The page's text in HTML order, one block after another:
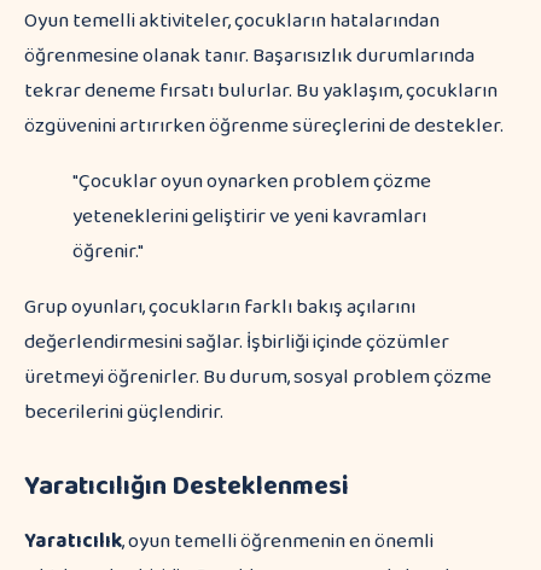
Oyun temelli aktiviteler, çocukların hatalarından
öğrenmesine olanak tanır. Başarısızlık durumlarında
tekrar deneme fırsatı bulurlar. Bu yaklaşım, çocukların
özgüvenini artırırken öğrenme süreçlerini de destekler.
"Çocuklar oyun oynarken problem çözme
yeteneklerini geliştirir ve yeni kavramları
öğrenir."
Grup oyunları, çocukların farklı bakış açılarını
değerlendirmesini sağlar. İşbirliği içinde çözümler
üretmeyi öğrenirler. Bu durum, sosyal problem çözme
becerilerini güçlendirir.
Yaratıcılığın Desteklenmesi
Yaratıcılık, oyun temelli öğrenmenin en önemli